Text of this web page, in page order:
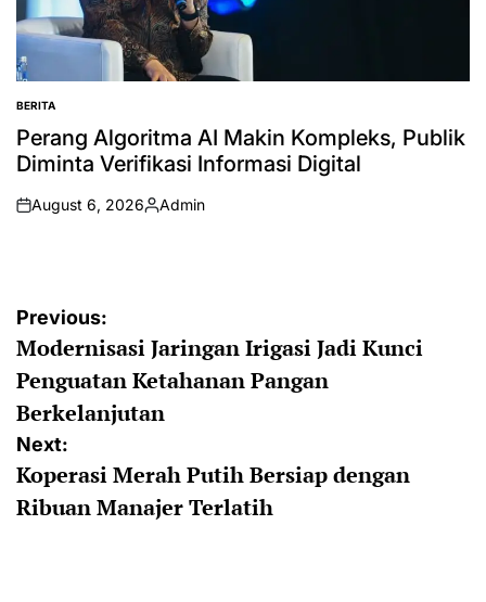
POSTED
IN
BERITA
Perang Algoritma AI Makin Kompleks, Publik
Diminta Verifikasi Informasi Digital
on
August 6, 2026
Posted
Admin
Post
navigation
Previous:
Modernisasi Jaringan Irigasi Jadi Kunci
Penguatan Ketahanan Pangan
Berkelanjutan
Next:
Koperasi Merah Putih Bersiap dengan
Ribuan Manajer Terlatih